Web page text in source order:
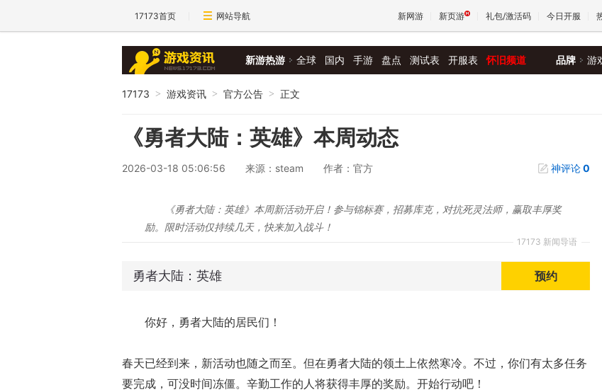
17173首页 网站导航 新网游 新页游 礼包/激活码 今日开服
新游热游 全球 国内 手游 盘点 测试表 开服表 怀旧频道 品牌 游
17173 > 游戏资讯 > 官方公告 > 正文
《勇者大陆：英雄》本周动态
2026-03-18 05:06:56 来源：steam 作者：官方 神评论0
17173 新闻导语
《勇者大陆：英雄》本周新活动开启！参与锦标赛，招募库克，对抗死灵法师，赢取丰厚奖
励。限时活动仅持续几天，快来加入战斗！
勇者大陆：英雄 预约
你好，勇者大陆的居民们！
春天已经到来，新活动也随之而至。但在勇者大陆的领土上依然寒冷。不过，你们有太多任务
要完成，可没时间冻僵。辛勤工作的人将获得丰厚的奖励。开始行动吧！